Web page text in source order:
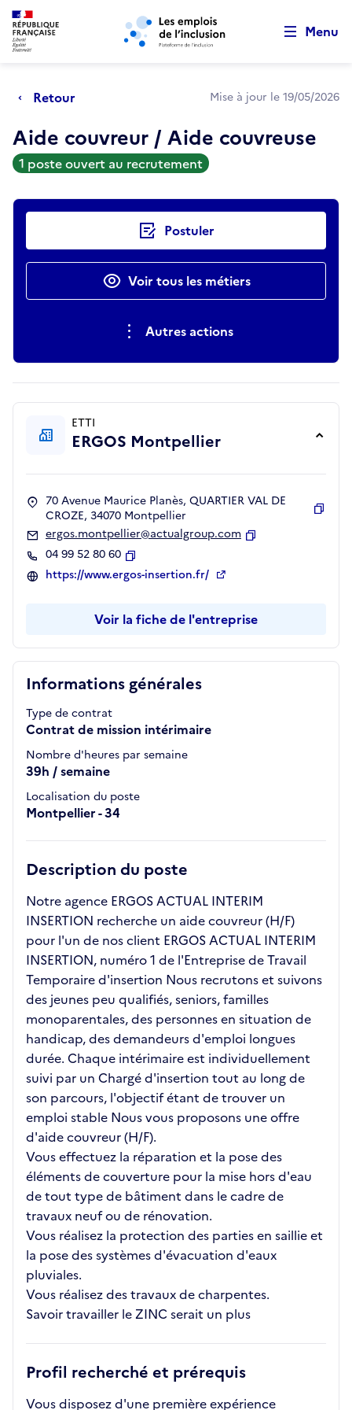
Aller au menu principal Aller au contenu principal
Menu
Retour Mise à jour le 19/05/2026
Aide couvreur / Aide couvreuse
1 poste ouvert au recrutement
Actions rapides Postuler
Voir tous les métiers
Autres actions
Informations générales
Type de contrat
Contrat de mission intérimaire
Nombre d'heures par semaine
39h / semaine
Localisation du poste
Montpellier - 34
Description du poste
Notre agence ERGOS ACTUAL INTERIM
INSERTION recherche un aide couvreur (H/F)
pour l'un de nos client ERGOS ACTUAL INTERIM
INSERTION, numéro 1 de l'Entreprise de Travail
Temporaire d'insertion Nous recrutons et suivons
des jeunes peu qualifiés, seniors, familles
monoparentales, des personnes en situation de
handicap, des demandeurs d'emploi longues
durée. Chaque intérimaire est individuellement
suivi par un Chargé d'insertion tout au long de
son parcours, l'objectif étant de trouver un
emploi stable Nous vous proposons une offre
d'aide couvreur (H/F).
Vous effectuez la réparation et la pose des
éléments de couverture pour la mise hors d'eau
de tout type de bâtiment dans le cadre de
travaux neuf ou de rénovation.
Vous réalisez la protection des parties en saillie et
la pose des systèmes d'évacuation d'eaux
pluviales.
Vous réalisez des travaux de charpentes.
Savoir travailler le ZINC serait un plus
Profil recherché et prérequis
Vous disposez d'une première expérience
ETTI
ERGOS Montpellier
70 Avenue Maurice Planès, QUARTIER VAL DE
CROZE, 34070 Montpellier
ergos.montpellier@actualgroup.com
04 99 52 80 60
Copier
https://www.ergos-insertion.fr/
Voir la fiche de l'entreprise
Retour au début de la page
Panneau de gestion des cookies